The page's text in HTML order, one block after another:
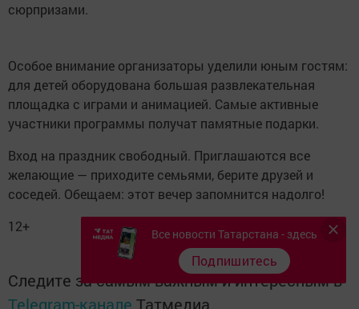
сюрпризами.
Особое внимание организаторы уделили юным гостям:
для детей оборудована большая развлекательная
площадка с играми и анимацией. Самые активные
участники программы получат памятные подарки.
Вход на праздник свободный. Приглашаются все
желающие — приходите семьями, берите друзей и
соседей. Обещаем: этот вечер запомнится надолго!
12+
Следите за самым важным и интересным в
Telegram-канале Татмедиа
Все новости Татарстана - здесь
Подпишитесь